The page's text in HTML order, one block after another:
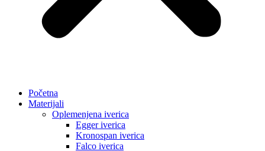
Početna
Materijali
Oplemenjena iverica
Egger iverica
Kronospan iverica
Falco iverica